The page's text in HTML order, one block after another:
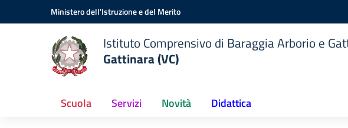
Vai ai contenuti
Vai al menu di navigazioneMinistero dell'Istruzione e del Merito
Istituto Comprensivo di Baraggia Arborio e
Gattinara (VC)
Scuola Servizi Novità Didattica